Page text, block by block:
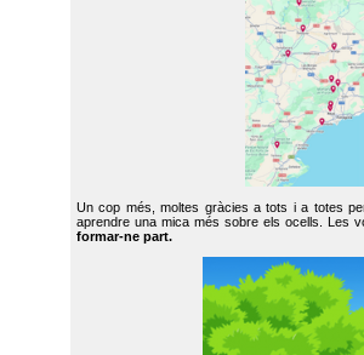
Un cop més, moltes gràcies a tots i a totes
aprendre una mica més sobre els ocells. Les
formar-ne part.